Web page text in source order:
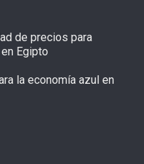
de precios para
Egipto
la economía azul en